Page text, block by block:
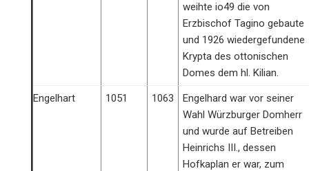
weihte io49 die von
Erzbischof Tagino gebaute
und 1926 wiedergefundene
Krypta des ottonischen
Domes dem hl. Kilian.
Engelhart 1051 1063
Engelhard war vor seiner
Wahl Würzburger Domherr
und wurde auf Betreiben
Heinrichs III., dessen
Hofkaplan er war, zum